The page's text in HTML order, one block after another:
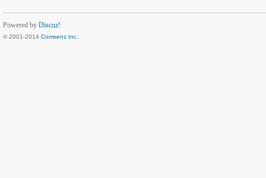
Powered by Discuz!
© 2001-2014 Comsenz Inc.